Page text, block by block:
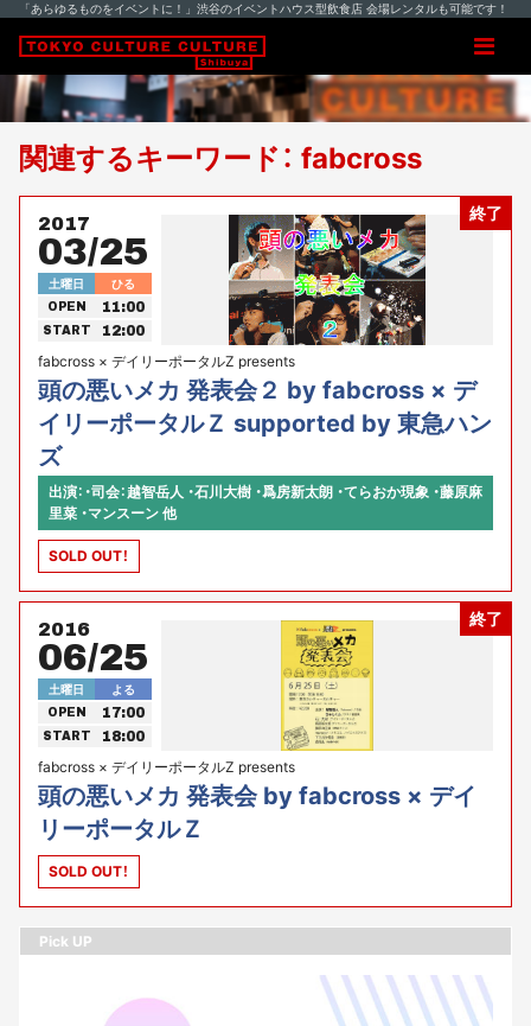
「あらゆるものをイベントに！」渋谷のイベントハウス型飲食店 会場レンタルも可能です！
関連するキーワード： fabcross
終了
2017
03/25
土曜日 ひる
OPEN 11:00
START 12:00
fabcross × デイリーポータルZ presents
頭の悪いメカ 発表会２ by fabcross × デ
イリーポータルＺ supported by 東急ハン
ズ
出演：・司会：越智岳人 ・石川大樹 ・爲房新太朗 ・てらおか現象 ・藤原麻
里菜 ・マンスーン 他
SOLD OUT！
終了
2016
06/25
土曜日 よる
OPEN 17:00
START 18:00
fabcross × デイリーポータルZ presents
頭の悪いメカ 発表会 by fabcross × デイ
リーポータルＺ
SOLD OUT！
Pick UP